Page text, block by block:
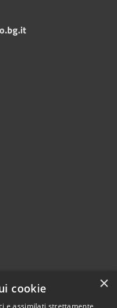
×
cookie
e assimilati strettamente